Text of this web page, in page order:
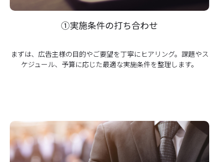
①実施条件の打ち合わせ
まずは、広告主様の目的やご要望を丁寧にヒアリング。課題やス
ケジュール、予算に応じた最適な実施条件を整理します。